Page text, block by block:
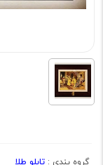
گروه بندی : تابلو طلا